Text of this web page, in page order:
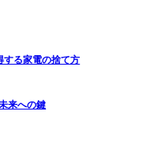
する家電の捨て方
来への鍵